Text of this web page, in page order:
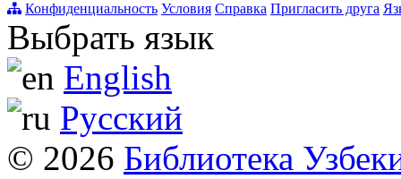
Конфиденциальность Условия Справка Пригласить друга
Выбрать язык
English
Русский
© 2026 Библиотека